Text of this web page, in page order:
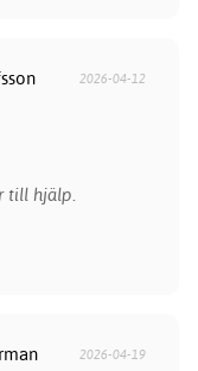
2026-04-12
till hjälp.
2026-04-19